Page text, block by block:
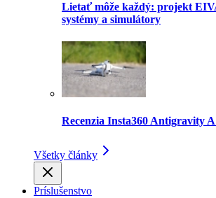
Lietať môže každý: projekt
systémy a simulátory
Recenzia Insta360 Antigravity
Všetky články
Príslušenstvo